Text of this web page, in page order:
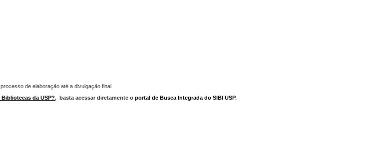
de elaboração até a divulgação final.
da USP?, basta acessar diretamente o portal de Busca Integrada do SIBI USP.